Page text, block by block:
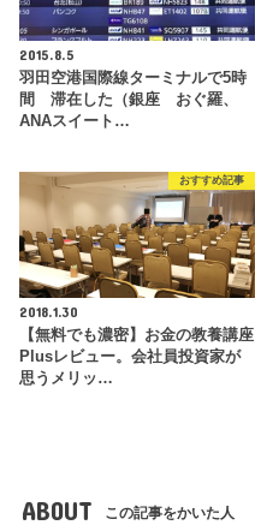
2015.8.5
羽田空港国際線ターミナルで5時
間 滞在した（銀座 おぐ羅、
ANAスイート…
おすすめ記事
2018.1.30
【無料でも濃密】お金の教養講座
Plusレビュー。会社員投資家が
思うメリッ…
ABOUT この記事をかいた人